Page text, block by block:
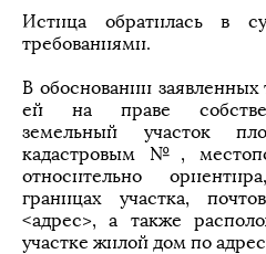
Истица обратилась в
требованиями.
В обосновании заявленных
ей на праве
земельный участок
кадастровым №,
относительно
границах участка,
<адрес>, а также
участке жилой дом по